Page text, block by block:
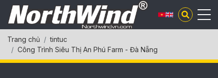
Trang chủ
tintuc
Công Trình Siêu Thị An Phú Farm - Đà Nẵng